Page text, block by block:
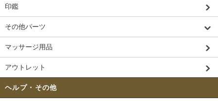
印鑑
その他パーツ
マッサージ用品
アウトレット
ヘルプ・その他